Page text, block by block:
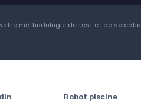
méthodologie de test et de
Robot piscine